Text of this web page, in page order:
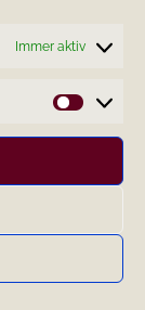
Immer aktiv